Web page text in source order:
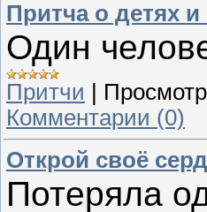
Притча о детях
Один
Притчи
Комментарии (0)
Открой своё
Потеряла